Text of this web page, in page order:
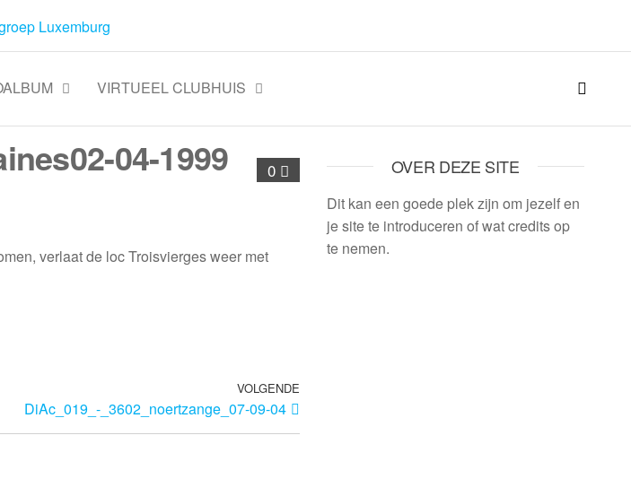
VIRTUEEL CLUBHUIS
0
04-1999
verlaat de loc Troisvierges weer met
VOLGENDE
DiAc_019_-_3602_noertzange_07-09-04
OVER DEZE SITE
Dit kan een goede plek zijn om jezelf en
je site te introduceren of wat credits op
te nemen.